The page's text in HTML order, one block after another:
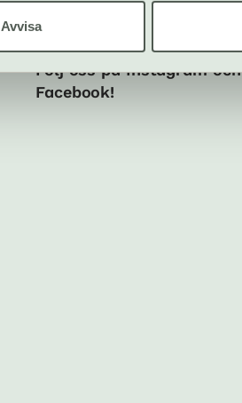
AvvisaSociala medier
Följ oss på Instagram och
Facebook!